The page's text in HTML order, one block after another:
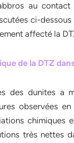
au
ci-
affecté la
de la DTZ
des dunites
observées
chimiques
très nettes